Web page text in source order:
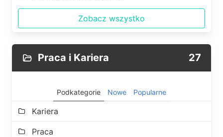
Zobacz wszystko
Praca i Kariera 27
Podkategorie Nowe Popularne
Kariera
Praca